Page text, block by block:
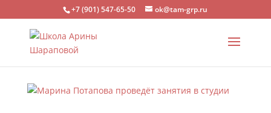
+7 (901) 547-65-50 ok@tam-grp.ru